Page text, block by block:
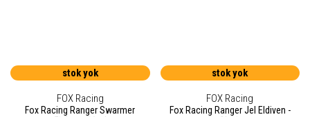
stok yok
FOX Racing
Fox Racing Ranger Swarmer
stok yok
FOX Racing
Fox Racing Ranger Jel Eldiven -